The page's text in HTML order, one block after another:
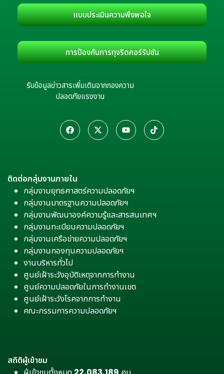
แบบประเมินความพึงพอใจ
การป้องกันการทุจริตคอร์รัปชัน
รับข้อมูลข่าวสารเพิ่มเติมจากกองความ
ปลอดภัยแรงงาน
ติดต่อกลุ่มงานภายใน
กลุ่มงานยุทธศาสตร์ความปลอดภัยฯ
กลุ่มงานมาตรฐานความปลอดภัยฯ
กลุ่มงานพัฒนาองค์ความรู้และสารสนเทศฯ
กลุ่มงานทะเบียนความปลอดภัยฯ
กลุ่มงานเครือข่ายความปลอดภัยฯ
กลุ่มงานกองทุนความปลอดภัยฯ
งานบริหารทั่วไป
ศูนย์เฝ้าระวังอุบัติเหตุจากการทำงาน
ศูนย์ความปลอดภัยในการทำงานเขต
ศูนย์เฝ้าระวังโรคจากการทำงาน
คณะกรรมการความปลอดภัยฯ
สถิติผู้เข้าชม